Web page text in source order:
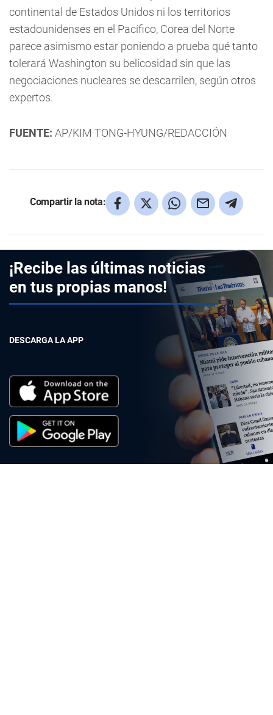
continental de Estados Unidos ni los territorios
estadounidenses en el Pacífico, Corea del Norte
parece asimismo estar poniendo a prueba qué tanto
tolerará Washington su belicosidad sin que las
negociaciones nucleares se descarrilen, según otros
expertos.
FUENTE: AP/KIM TONG-HYUNG/REDACCIÓN
Compartir la nota:
¡Recibe las últimas noticias
en tus propias manos!
DESCARGA LA APP